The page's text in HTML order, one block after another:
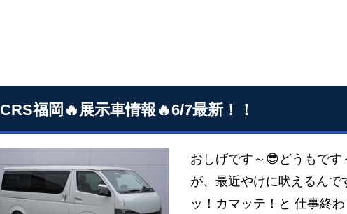
CRS福岡🔥展示車情報🔥6/7最新！！
おしげです～😎どうもで
が、最近やけに吠えるん
ッ！カマッテ！と 仕事終